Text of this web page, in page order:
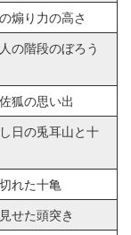
煽り力の高さ
人の階段のぼろう
狐の思い出
日の兎耳山と十
れた十亀
せた頭突き